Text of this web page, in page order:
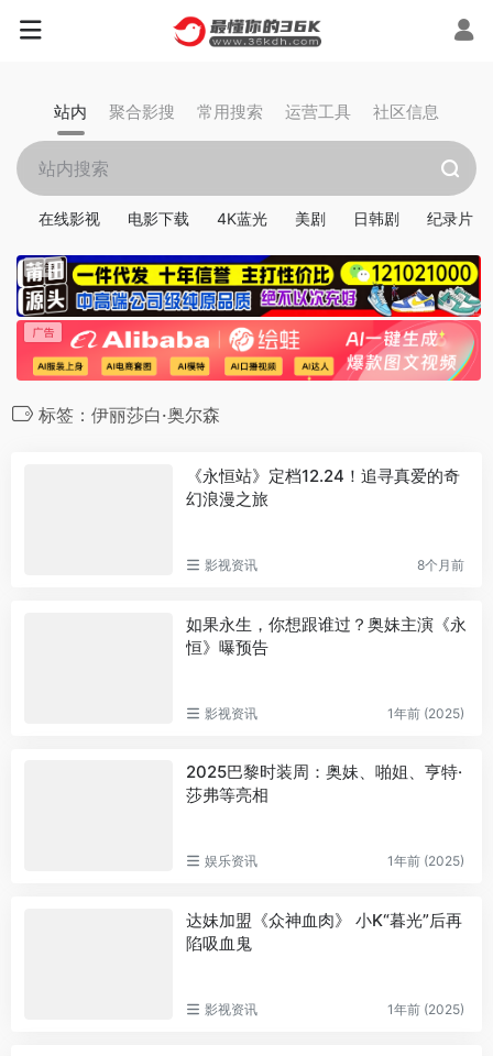
站内 聚合影搜 常用搜索 运营工具 社区信息
在线影视 电影下载 4K蓝光 美剧 日韩剧 纪录片
标签：伊丽莎白·奥尔森
《永恒站》定档12.24！追寻真爱的奇
幻浪漫之旅
影视资讯 8个月前
如果永生，你想跟谁过？奥妹主演《永
恒》曝预告
影视资讯 1年前 (2025)
2025巴黎时装周：奥妹、啪姐、亨特·
莎弗等亮相
娱乐资讯 1年前 (2025)
达妹加盟《众神血肉》 小K“暮光”后再
陷吸血鬼
影视资讯 1年前 (2025)